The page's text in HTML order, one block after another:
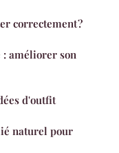
correctement ?
améliorer son
d'outfit
naturel pour